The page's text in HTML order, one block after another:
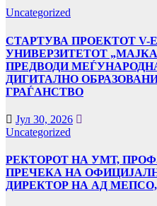
Uncategorized
СТАРТУВА ПРОЕКТОТ V-
УНИВЕРЗИТЕТОТ
ПРЕДВОДИ
ДИГИТАЛНО
ГРАЃАНСТВО
Јул 30, 2026
Uncategorized
РЕКТОРОТ НА УМТ,
ПРЕЧЕКА НА
ДИРЕКТОР НА АД